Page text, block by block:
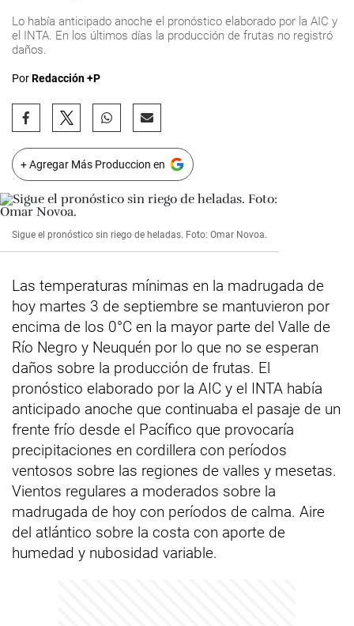
Lo había anticipado anoche el pronóstico elaborado por la AIC y
el INTA. En los últimos días la producción de frutas no registró
daños.
PorRedacción +P
+ Agregar Más Produccion en
Sigue el pronóstico sin riego de heladas. Foto: Omar Novoa.
Las temperaturas mínimas en la madrugada de
hoy martes 3 de septiembre se mantuvieron por
encima de los 0°C en la mayor parte del Valle de
Río Negro y Neuquén por lo que no se esperan
daños sobre la producción de frutas. El
pronóstico elaborado por la AIC y el INTA había
anticipado anoche que continuaba el pasaje de un
frente frío desde el Pacífico que provocaría
precipitaciones en cordillera con períodos
ventosos sobre las regiones de valles y mesetas.
Vientos regulares a moderados sobre la
madrugada de hoy con períodos de calma. Aire
del atlántico sobre la costa con aporte de
humedad y nubosidad variable.